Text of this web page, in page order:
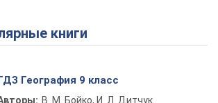
книги
География 9 класс
В. М. Бойко, И. Л. Дитчук